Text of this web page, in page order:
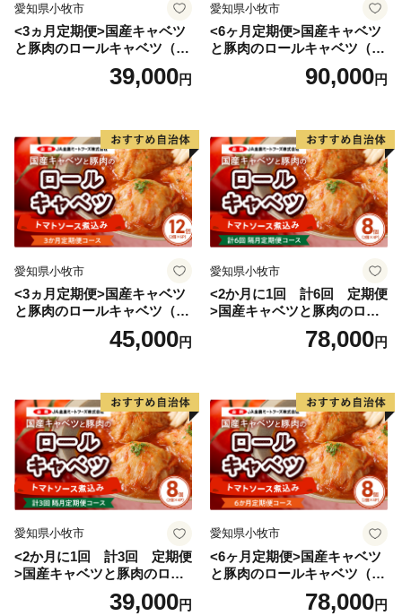
愛知県小牧市
<3ヵ月定期便>国産キャベツ
と豚肉のロールキャベツ（4P
39,000円
愛知県小牧市
<6ヶ月定期便>国産キャベツ
と豚肉のロールキャベツ（6P
90,000円
愛知県小牧市
<3ヵ月定期便>国産キャベツ
と豚肉のロールキャベツ（6P
45,000円
愛知県小牧市
<2か月に1回 計6回 定期便
>国産キャベツと豚肉のロー
ルキャベツ（4P入り）
78,000円
愛知県小牧市
<2か月に1回 計3回 定期便
>国産キャベツと豚肉のロー
ルキャベツ（4P入り）
39,000円
愛知県小牧市
<6ヶ月定期便>国産キャベツ
と豚肉のロールキャベツ（4P
78,000円